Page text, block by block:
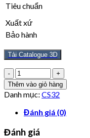
Tiêu chuẩn
Xuất xứ
Bảo hành
Tải Catalogue 3D
Số
lượng
Thêm vào giỏ hàng
Danh mục: CS32
Đánh giá (0)
Đánh giá